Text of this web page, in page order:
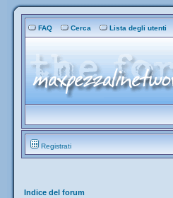
FAQ Cerca Lista degli utenti
Registrati
Indice del forum